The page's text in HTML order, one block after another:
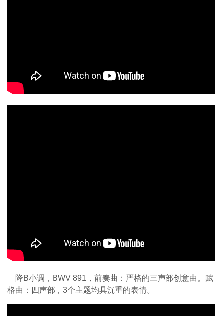
降B小调，BWV 891，前奏曲：严格的三声部创意曲。赋
格曲：四声部，3个主题均具沉重的表情。